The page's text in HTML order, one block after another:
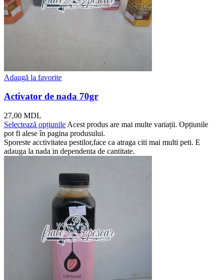
Adaugă la favorite
Activator de nada 70gr
27,00 MDL
Selectează opțiunile Acest produs are mai multe variații. Opțiunile
pot fi alese în pagina produsului.
Sporeste acctivitatea pestilor,face ca atraga citi mai multi peti. E
adauga la nada in dependenta de cantitate.